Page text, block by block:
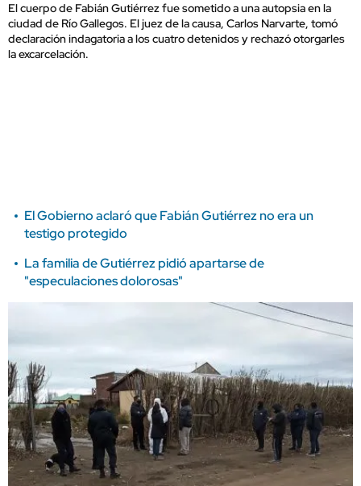
El cuerpo de Fabián Gutiérrez fue sometido a una autopsia en la
ciudad de Río Gallegos. El juez de la causa, Carlos Narvarte, tomó
declaración indagatoria a los cuatro detenidos y rechazó otorgarles
la excarcelación.
El Gobierno aclaró que Fabián Gutiérrez no era un
testigo protegido
La familia de Gutiérrez pidió apartarse de
"especulaciones dolorosas"